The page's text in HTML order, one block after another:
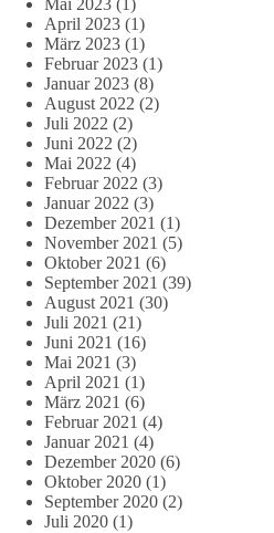
Mai 2023 (1)
April 2023 (1)
März 2023 (1)
Februar 2023 (1)
Januar 2023 (8)
August 2022 (2)
Juli 2022 (2)
Juni 2022 (2)
Mai 2022 (4)
Februar 2022 (3)
Januar 2022 (3)
Dezember 2021 (1)
November 2021 (5)
Oktober 2021 (6)
September 2021 (39)
August 2021 (30)
Juli 2021 (21)
Juni 2021 (16)
Mai 2021 (3)
April 2021 (1)
März 2021 (6)
Februar 2021 (4)
Januar 2021 (4)
Dezember 2020 (6)
Oktober 2020 (1)
September 2020 (2)
Juli 2020 (1)